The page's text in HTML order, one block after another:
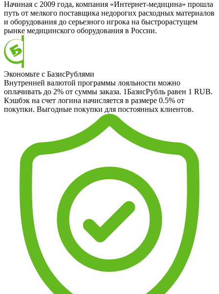
Начиная с 2009 года, компания «Интернет-медицина» прошла
путь от мелкого поставщика недорогих расходных материалов
и оборудования до серьезного игрока на быстрорастущем
рынке медицинского оборудования в России.
Экономьте с БазисРублями
Внутренней валютой программы лояльности можно
оплачивать до 2% от суммы заказа. 1БазисРубль равен 1 RUB.
Кэшбэк на счет логина начисляется в размере 0.5% от
покупки. Выгодные покупки для постоянных клиентов.